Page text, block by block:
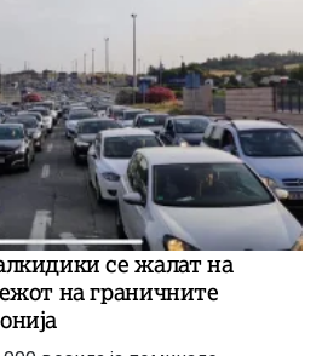
се жалат на
на граничните